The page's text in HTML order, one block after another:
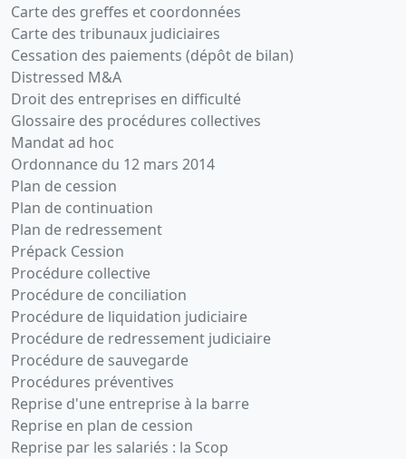
Carte des greffes et coordonnées
Carte des tribunaux judiciaires
Cessation des paiements (dépôt de bilan)
Distressed M&A
Droit des entreprises en difficulté
Glossaire des procédures collectives
Mandat ad hoc
Ordonnance du 12 mars 2014
Plan de cession
Plan de continuation
Plan de redressement
Prépack Cession
Procédure collective
Procédure de conciliation
Procédure de liquidation judiciaire
Procédure de redressement judiciaire
Procédure de sauvegarde
Procédures préventives
Reprise d'une entreprise à la barre
Reprise en plan de cession
Reprise par les salariés : la Scop